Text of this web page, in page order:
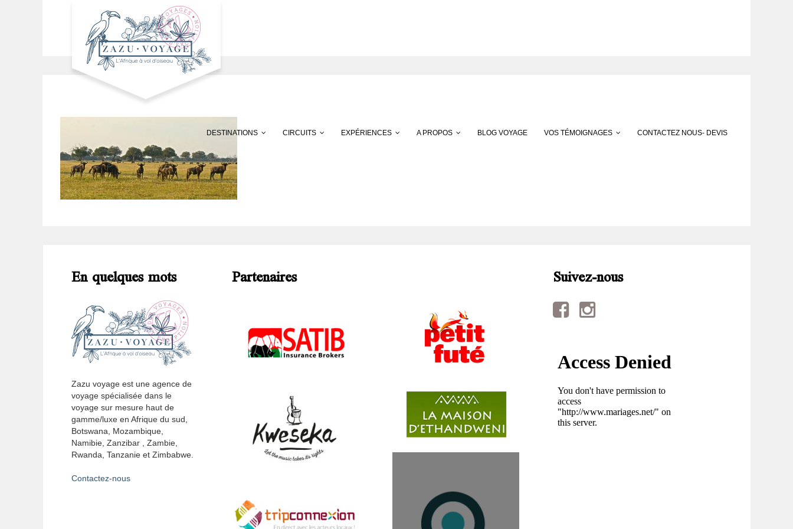
DESTINATIONS CIRCUITS EXPÉRIENCES A PROPOS BLOG VOYAGE VOS TÉMOIGNAGES CONTACTEZ NOUS- DEVIS
En quelques mots
Zazu voyage est une agence de
voyage spécialisée dans le
voyage sur mesure haut de
gamme/luxe en Afrique du sud,
Botswana, Mozambique,
Namibie, Zanzibar , Zambie,
Rwanda, Tanzanie et Zimbabwe.
Contactez-nous
Partenaires Suivez-nous